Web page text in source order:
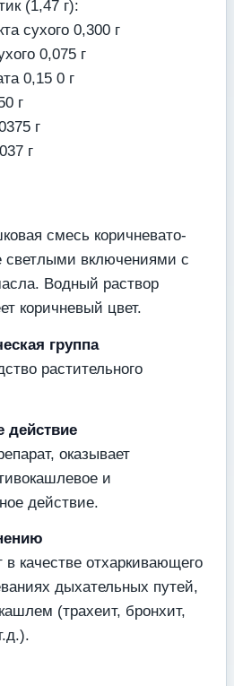
(1,47 г):
сухого 0,300 г
0,075 г
0,15 0 г
г
г
г
смесь коричневато-
светлыми включениями с
Водный раствор
коричневый цвет.
группа
растительного
действие
оказывает
и
действие.
качестве отхаркивающего
дыхательных путей,
(трахеит, бронхит,